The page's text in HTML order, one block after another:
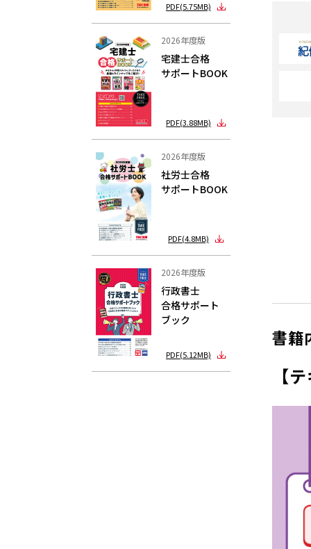
PDF(5.75MB)
2026年度版
宅建士合格
サポートBOOK
PDF(3.88MB)
2026年度版
社労士合格
サポートBOOK
PDF(4.8MB)
2026年度版
行政書士
合格サポート
ブック
PDF(5.12MB)
書籍
【